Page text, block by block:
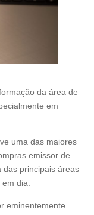
da área de
em
uma das maiores
emissor de
das principais áreas
dia.
eminentemente